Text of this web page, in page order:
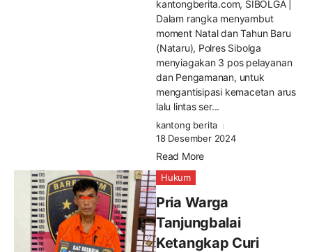
kantongberita.com, SIBOLGA |
Dalam rangka menyambut
moment Natal dan Tahun Baru
(Nataru), Polres Sibolga
menyiagakan 3 pos pelayanan
dan Pengamanan, untuk
mengantisipasi kemacetan arus
lalu lintas ser...
kantong berita
18 Desember 2024
Read More
Hukum
Pria Warga
Tanjungbalai
Ketangkap Curi